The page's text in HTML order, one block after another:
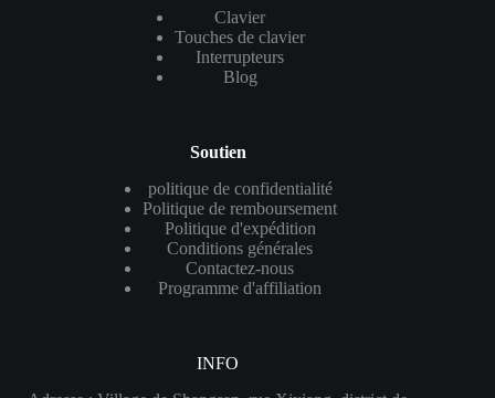
Clavier
Touches de clavier
Interrupteurs
Blog
Soutien
politique de confidentialité
Politique de remboursement
Politique d'expédition
Conditions générales
Contactez-nous
Programme d'affiliation
INFO